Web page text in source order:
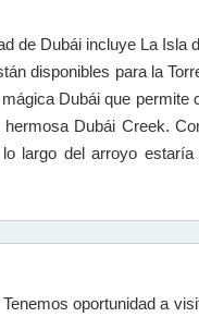
de Dubái incluye La
disponibles para la
Dubái que
Dubái Creek.
largo del arroyo
oportunidad a